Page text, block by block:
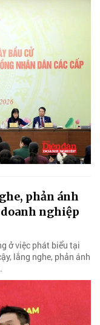
phản ánh
nghiệp
ở việc phát biểu tại
lắng nghe, phản ánh